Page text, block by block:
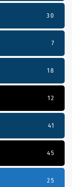
30
7
18
12
41
45
25